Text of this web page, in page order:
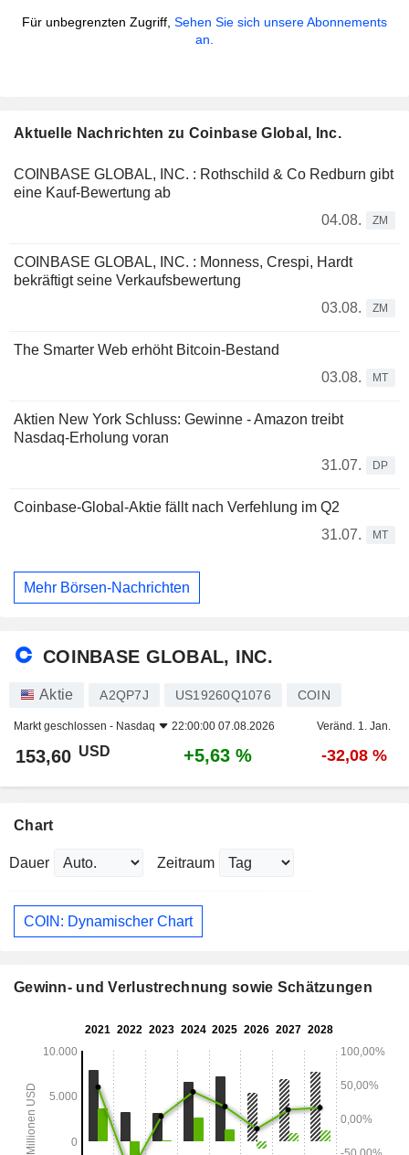
Für unbegrenzten Zugriff, Sehen Sie sich unsere Abonnements
an.
Aktuelle Nachrichten zu Coinbase Global, Inc.
COINBASE GLOBAL, INC. : Rothschild & Co Redburn gibt
eine Kauf-Bewertung ab
04.08.
ZM
COINBASE GLOBAL, INC. : Monness, Crespi, Hardt
bekräftigt seine Verkaufsbewertung
03.08.
ZM
The Smarter Web erhöht Bitcoin-Bestand
03.08.
MT
Aktien New York Schluss: Gewinne - Amazon treibt
Nasdaq-Erholung voran
31.07.
DP
Coinbase-Global-Aktie fällt nach Verfehlung im Q2
31.07.
MT
Mehr Börsen-Nachrichten
COINBASE GLOBAL, INC.
Aktie A2QP7J US19260Q1076 COIN
Markt geschlossen - Nasdaq 22:00:00 07.08.2026 Veränd. 1. Jan.
153,60 USD +5,63 % -32,08 %
Chart
Dauer Zeitraum
COIN: Dynamischer Chart
Gewinn- und Verlustrechnung sowie Schätzungen